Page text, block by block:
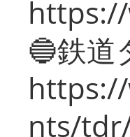
🔵鉄道
nts/